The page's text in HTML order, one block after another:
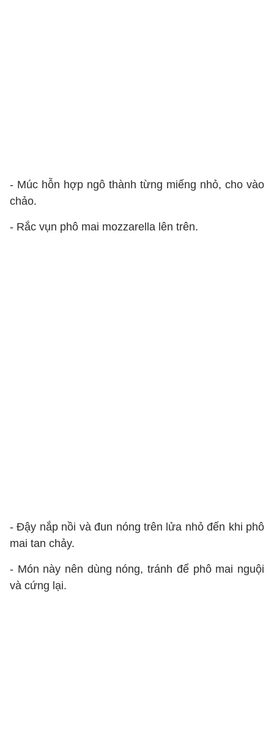
- Múc hỗn hợp ngô thành từng miếng nhỏ, cho vào
chảo.
- Rắc vụn phô mai mozzarella lên trên.
- Đậy nắp nồi và đun nóng trên lửa nhỏ đến khi phô
mai tan chảy.
- Món này nên dùng nóng, tránh để phô mai nguội
và cứng lại.